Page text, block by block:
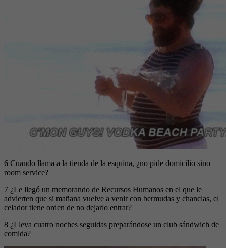
6 Cuando llama a la tienda de la esquina, ¿no pide domicilio sino
room service?
7 ¿Le llegó un memorando de Recursos Humanos en el que le
advierten que si mañana vuelve a venir con bermudas y chanclas, el
celador tiene orden de no dejarlo entrar?
8 ¿Lleva cuatro noches seguidas preparándose un club sándwich de
comida?